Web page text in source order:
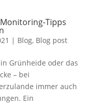
Tipps
| Blog, Blog post
Grünheide oder das
– bei
immer auch
Ein